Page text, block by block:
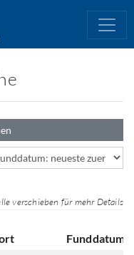
verschieben für mehr Details
Funddatum